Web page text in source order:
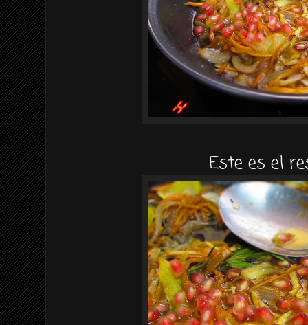
Este es el